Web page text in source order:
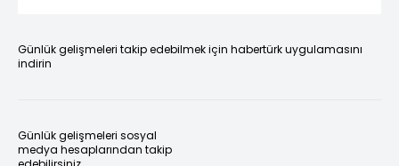
Günlük gelişmeleri takip edebilmek için habertürk uygulamasını
indirin
Günlük gelişmeleri sosyal
medya hesaplarından takip